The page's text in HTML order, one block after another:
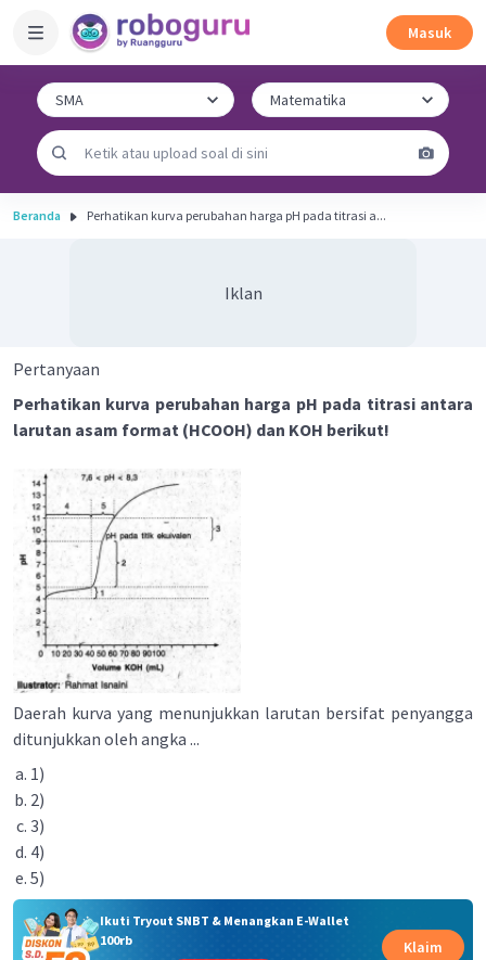
Masuk
Beranda Perhatikan kurva perubahan harga pH pada titrasi a...
Iklan
Pertanyaan
Perhatikan kurva perubahan harga pH pada titrasi antara
larutan asam format (HCOOH) dan KOH berikut!
Daerah kurva yang menunjukkan larutan bersifat penyangga
ditunjukkan oleh angka ...
1)
2)
3)
4)
5)
Ikuti Tryout SNBT & Menangkan E-Wallet
100rb
Klaim